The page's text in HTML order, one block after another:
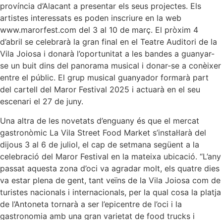
província d’Alacant a presentar els seus projectes. Els
artistes interessats es poden inscriure en la web
www.marorfest.com del 3 al 10 de març. El pròxim 4
d’abril se celebrarà la gran final en el Teatre Auditori de la
Vila Joiosa i donarà l’oportunitat a les bandes a guanyar-
se un buit dins del panorama musical i donar-se a conèixer
entre el públic. El grup musical guanyador formarà part
del cartell del Maror Festival 2025 i actuarà en el seu
escenari el 27 de juny.
Una altra de les novetats d’enguany és que el mercat
gastronòmic La Vila Street Food Market s’instal·larà del
dijous 3 al 6 de juliol, el cap de setmana següent a la
celebració del Maror Festival en la mateixa ubicació. “L’any
passat aquesta zona d’oci va agradar molt, els quatre dies
va estar plena de gent, tant veïns de la Vila Joiosa com de
turistes nacionals i internacionals, per la qual cosa la platja
de l’Antoneta tornarà a ser l’epicentre de l’oci i la
gastronomia amb una gran varietat de food trucks i